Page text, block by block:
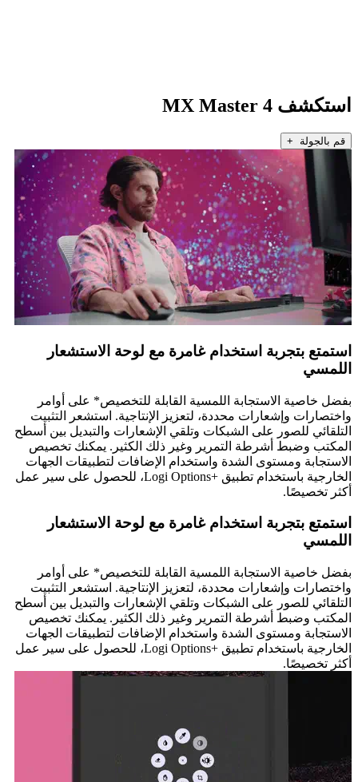
استكشف MX Master 4
قم بالجولة +
استمتع بتجربة استخدام غامرة مع لوحة الاستشعار
اللمسي
بفضل خاصية الاستجابة اللمسية القابلة للتخصيص* على أوامر
واختصارات وإشعارات محددة، لتعزيز الإنتاجية. استشعر التثبيت
التلقائي للصور على الشبكات وتلقي الإشعارات والتبديل بين أسطح
المكتب وضبط أشرطة التمرير وغير ذلك الكثير. يمكنك تخصيص
الاستجابة ومستوى الشدة واستخدام الإضافات لتطبيقات الجهات
الخارجية باستخدام تطبيق Logi Options+‎‏، للحصول على سير عمل
أكثر تخصيصًا.
استمتع بتجربة استخدام غامرة مع لوحة الاستشعار
اللمسي
بفضل خاصية الاستجابة اللمسية القابلة للتخصيص* على أوامر
واختصارات وإشعارات محددة، لتعزيز الإنتاجية. استشعر التثبيت
التلقائي للصور على الشبكات وتلقي الإشعارات والتبديل بين أسطح
المكتب وضبط أشرطة التمرير وغير ذلك الكثير. يمكنك تخصيص
الاستجابة ومستوى الشدة واستخدام الإضافات لتطبيقات الجهات
الخارجية باستخدام تطبيق Logi Options+‎‏، للحصول على سير عمل
أكثر تخصيصًا.